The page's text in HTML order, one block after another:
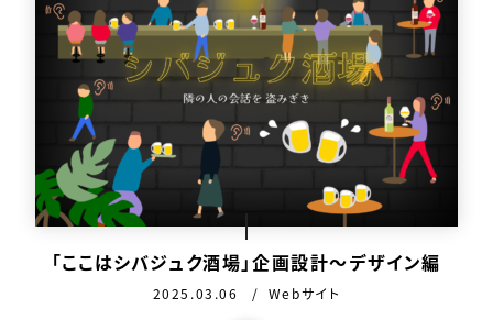
「ここはシバジュク酒場」企画設計〜デザイン編
公開日：
2025.03.06 カテゴリ：
Webサイト